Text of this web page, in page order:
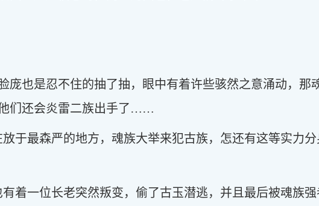
庞也是忍不住的抽了抽，眼中有着许些骇然之意涌动，那
们还会炎雷二族出手了……
于最森严的地方，魂族大举来犯古族，怎还有这等实力
有着一位长老突然叛变，偷了古玉潜逃，并且最后被魂族